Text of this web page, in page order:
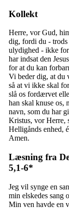
Kollekt
Herre, vor Gud,
dig, fordi du - trods
ulydighed - ikke
har indsat den
for at du kan
Vi beder dig, at du
så at vi ikke skal
slå os fordærvet
han skal knuse os,
navn, som du har
Kristus, vor Herre,
Helligånds enhed,
Amen.
Læsning fra
5,1-6*
Jeg vil synge en
min elskedes sang
Min ven havde en